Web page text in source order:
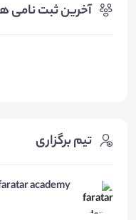
آخرین ثبت نامی
تیم برگزاری
academy